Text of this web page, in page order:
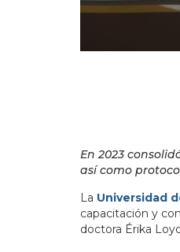
En 2023
así como
La Universidad
capacitación y
doctora Érika